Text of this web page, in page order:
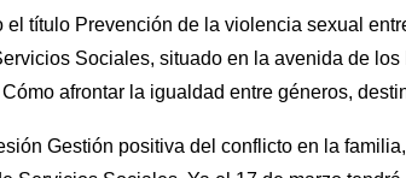
título Prevención de la violencia sexual
Sociales, situado en la avenida de
afrontar la igualdad entre géneros,
Gestión positiva del conflicto en la